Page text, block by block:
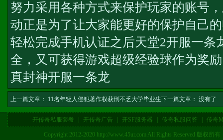
努力采用各种方式来保护玩家的账号
动正是为了让大家能更好的保护自己
轻松完成手机认证之后天堂2开服一条
全，又可获得游戏超级经验球作为奖
真封神开服一条龙
上一篇文章： 11名年轻人侵犯著作权获刑不乏大学毕业生下一篇文章： 没有了
开传奇私服套餐 开传奇广告 开SF服务器 传奇私服问答 传奇
Copyright 2012-2020 http://www.45ur.com All Rights Reserved 版权